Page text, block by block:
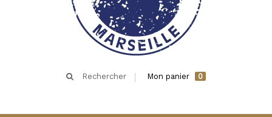
Rechercher Mon panier 0